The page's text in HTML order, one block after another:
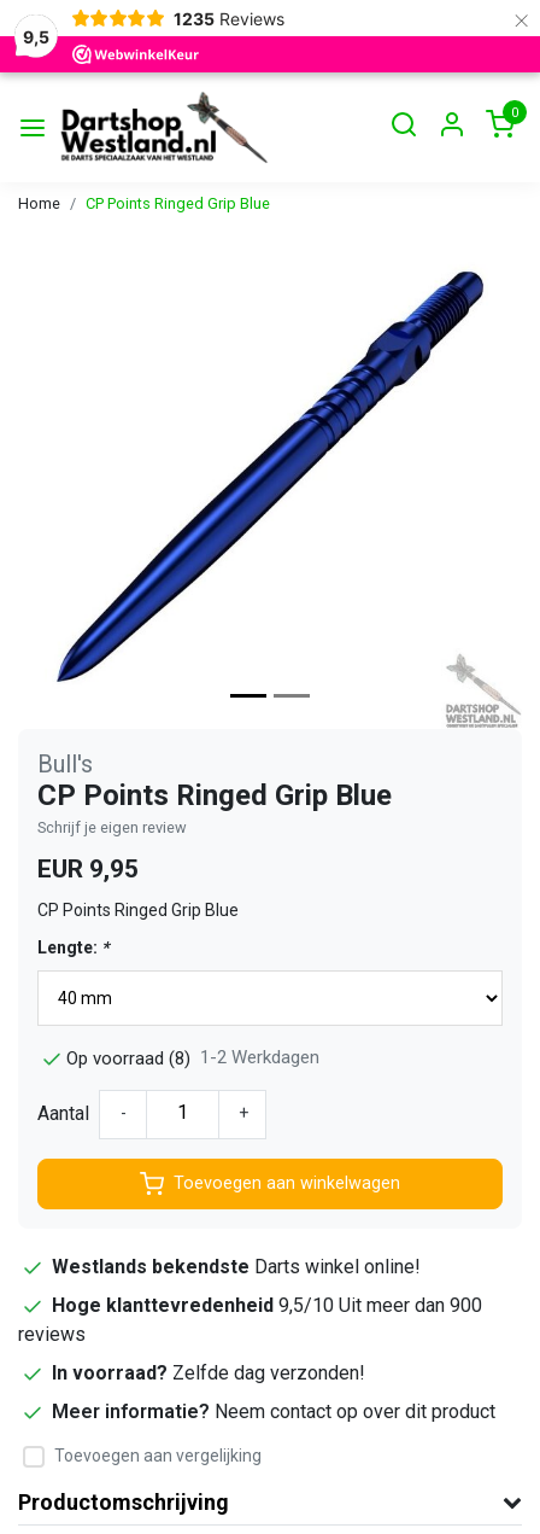
9,5
1235 Reviews ×
0
Home CP Points Ringed Grip Blue
Bull's
CP Points Ringed Grip Blue
Schrijf je eigen review
EUR 9,95
CP Points Ringed Grip Blue
Lengte: *
Op voorraad (8) 1-2 Werkdagen
Aantal - +
Toevoegen aan winkelwagen
Westlands bekendste Darts winkel online!
Hoge klanttevredenheid 9,5/10 Uit meer dan 900
reviews
In voorraad? Zelfde dag verzonden!
Meer informatie? Neem contact op over dit product
Toevoegen aan vergelijking
Productomschrijving